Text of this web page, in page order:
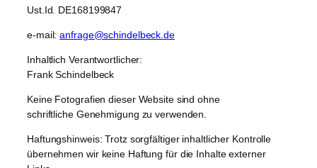
Ust.Id. DE168199847
e-mail:anfrage@schindelbeck.de
Inhaltlich Verantwortlicher:
Frank Schindelbeck
Keine Fotografien dieser Website sind ohne
schriftliche Genehmigung zu verwenden.
Haftungshinweis: Trotz sorgfältiger inhaltlicher Kontrolle
übernehmen wir keine Haftung für die Inhalte externer